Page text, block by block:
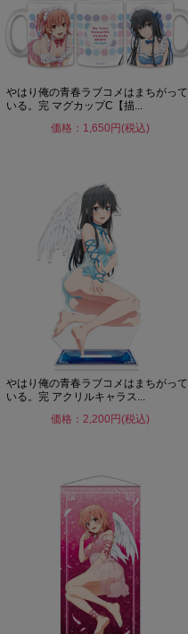
やはり俺の青春ラブコメはまちがって
いる。完 マグカップC【描...
価格：1,650円(税込)
やはり俺の青春ラブコメはまちがって
いる。完 アクリルキャラス...
価格：2,200円(税込)